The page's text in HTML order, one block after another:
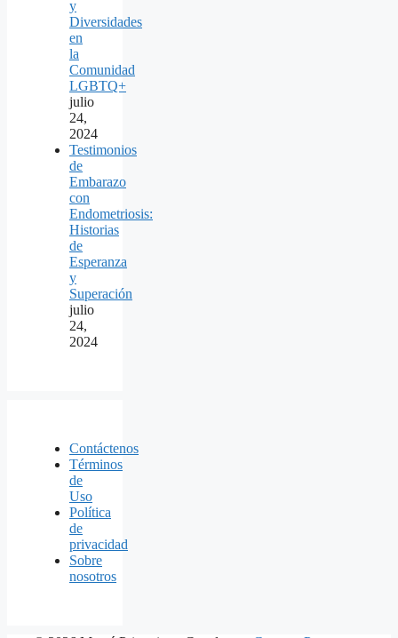
y
Diversidades
en
la
Comunidad
LGBTQ+
julio
24,
2024
Testimonios
de
Embarazo
con
Endometriosis:
Historias
de
Esperanza
y
Superación
julio
24,
2024
Contáctenos
Términos
de
Uso
Política
de
privacidad
Sobre
nosotros